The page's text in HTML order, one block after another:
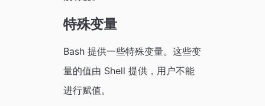
特殊变量
Bash 提供一些特殊变量。这些变
量的值由 Shell 提供，用户不能
进行赋值。